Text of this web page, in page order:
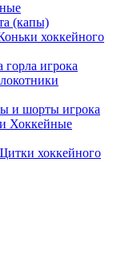
(капы)
хоккейного
горла игрока
и шорты игрока
Хоккейные
хоккейного